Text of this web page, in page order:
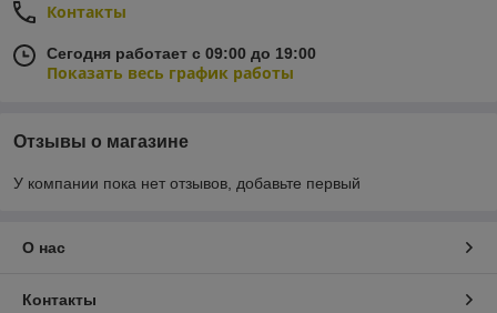
Контакты
Сегодня работает с 09:00 до 19:00
Показать весь график работы
Отзывы о магазине
У компании пока нет отзывов, добавьте первый
О нас
Контакты